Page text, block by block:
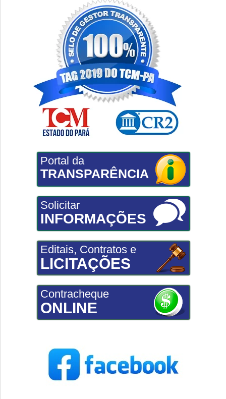
Portal da
TRANSPARÊNCIA
Solicitar
INFORMAÇÕES
Editais, Contratos e
LICITAÇÕES
Contracheque
ONLINE